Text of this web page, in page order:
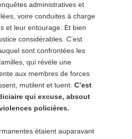
administratives et
voire conduites à charge
et leur entourage. Et bien
considérables. C’est
sont confrontées les
qui révèle une
aux membres de forces
mutilent et tuent. C’est
qui excuse, absout
policières.
étaient auparavant